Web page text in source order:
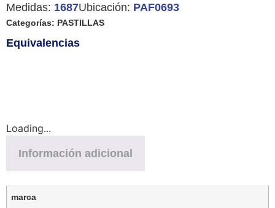
Medidas: 1687Ubicación: PAF0693
Categorías: PASTILLAS
Equivalencias
Loading...
Información adicional
marca